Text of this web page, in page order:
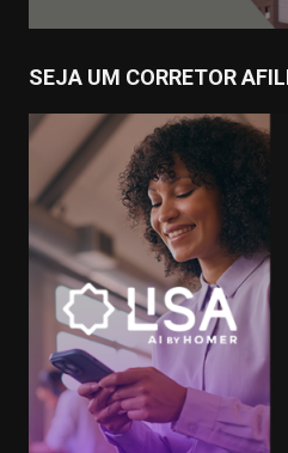
SEJA UM CORRETOR